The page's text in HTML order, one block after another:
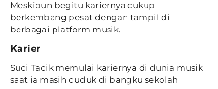
Meskipun begitu kariernya cukup
berkembang pesat dengan tampil di
berbagai platform musik.
Karier
Suci Tacik memulai kariernya di dunia musik
saat ia masih duduk di bangku sekolah